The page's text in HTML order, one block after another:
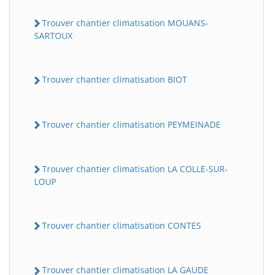
Trouver chantier climatisation MOUANS-
SARTOUX
Trouver chantier climatisation BIOT
Trouver chantier climatisation PEYMEINADE
Trouver chantier climatisation LA COLLE-SUR-
LOUP
Trouver chantier climatisation CONTES
Trouver chantier climatisation LA GAUDE